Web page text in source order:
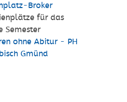
Broker
für das
Semester
ohne Abitur - PH
Gmünd